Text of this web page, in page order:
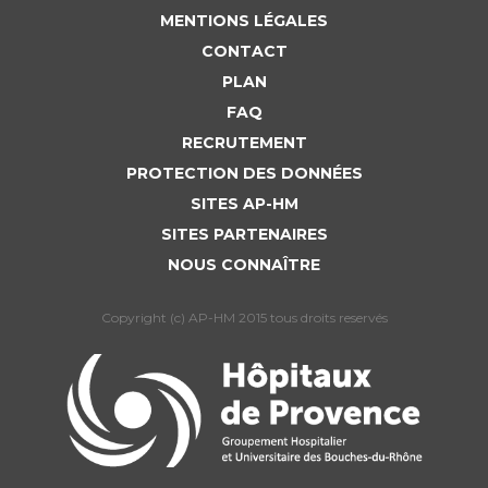
Nos indicateurs qualité et de sécurité des soins
Les recherches en santé à l’AP-HM
Lieu de santé sans tabac
MENTIONS LÉGALES
CONTACT
PLAN
FAQ
RECRUTEMENT
PROTECTION DES DONNÉES
SITES AP-HM
SITES PARTENAIRES
NOUS CONNAÎTRE
Copyright (c) AP-HM 2015 tous droits reservés